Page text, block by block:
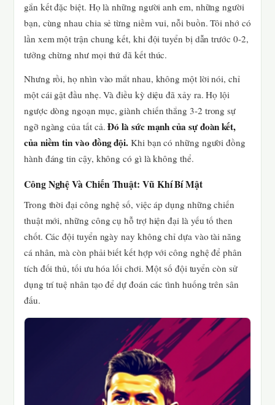
gắn kết đặc biệt. Họ là những người anh em, những người
bạn, cùng nhau chia sẻ từng niềm vui, nỗi buồn. Tôi nhớ có
lần xem một trận chung kết, khi đội tuyển bị dẫn trước 0-2,
tưởng chừng như mọi thứ đã kết thúc.
Nhưng rồi, họ nhìn vào mắt nhau, không một lời nói, chỉ
một cái gật đầu nhẹ. Và điều kỳ diệu đã xảy ra. Họ lội
ngược dòng ngoạn mục, giành chiến thắng 3-2 trong sự
ngỡ ngàng của tất cả.Đó là sức mạnh của sự đoàn kết,
của niềm tin vào đồng đội. Khi bạn có những người đồng
hành đáng tin cậy, không có gì là không thể.
Công Nghệ Và Chiến Thuật: Vũ Khí Bí Mật
Trong thời đại công nghệ số, việc áp dụng những chiến
thuật mới, những công cụ hỗ trợ hiện đại là yếu tố then
chốt. Các đội tuyển ngày nay không chỉ dựa vào tài năng
cá nhân, mà còn phải biết kết hợp với công nghệ để phân
tích đối thủ, tối ưu hóa lối chơi. Một số đội tuyển còn sử
dụng trí tuệ nhân tạo để dự đoán các tình huống trên sân
đấu.